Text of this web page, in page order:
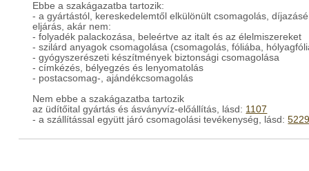
Ebbe a szakágazatba tartozik:
- a gyártástól, kereskedelemtől elkülönült csomagolás,
eljárás, akár nem:
- folyadék palackozása, beleértve az italt és az élelmiszereket
- szilárd anyagok csomagolása (csomagolás, fóliába,
- gyógyszerészeti készítmények biztonsági csomagolása
- címkézés, bélyegzés és lenyomatolás
- postacsomag-, ajándékcsomagolás
Nem ebbe a szakágazatba tartozik
az üdítőital gyártás és ásványvíz-előállítás, lásd: 1107
- a szállítással együtt járó csomagolási tevékenység, lásd: